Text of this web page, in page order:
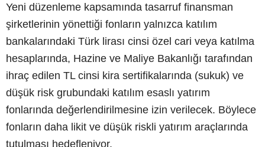
Yeni düzenleme kapsamında tasarruf finansman
şirketlerinin yönettiği fonların yalnızca katılım
bankalarındaki Türk lirası cinsi özel cari veya katılma
hesaplarında, Hazine ve Maliye Bakanlığı tarafından
ihraç edilen TL cinsi kira sertifikalarında (sukuk) ve
düşük risk grubundaki katılım esaslı yatırım
fonlarında değerlendirilmesine izin verilecek. Böylece
fonların daha likit ve düşük riskli yatırım araçlarında
tutulması hedefleniyor.